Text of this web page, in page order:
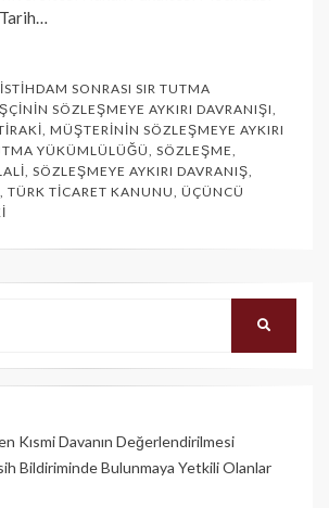
İSTIHDAM SONRASI SIR TUTMA
SÖZLEŞMEYE AYKIRI DAVRANIŞI
MÜŞTERININ SÖZLEŞMEYE AYKIRI
YÜKÜMLÜLÜĞÜ SÖZLEŞME
SÖZLEŞMEYE AYKIRI DAVRANIŞ
TÜRK TICARET KANUNU ÜÇÜNCÜ
Kısmi Davanın Değerlendirilmesi
Bildiriminde Bulunmaya Yetkili Olanlar